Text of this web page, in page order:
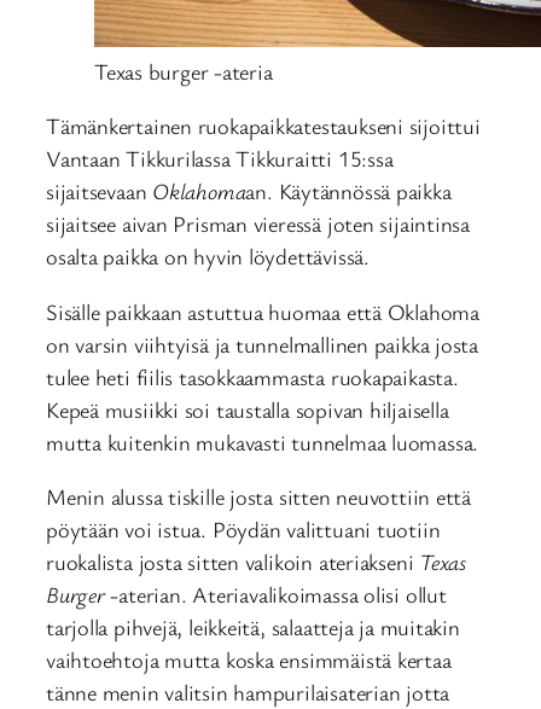
Texas burger -ateria
Tämänkertainen ruokapaikkatestaukseni sijoittui
Vantaan Tikkurilassa Tikkuraitti 15:ssa
sijaitsevaan Oklahomaan. Käytännössä paikka
sijaitsee aivan Prisman vieressä joten sijaintinsa
osalta paikka on hyvin löydettävissä.
Sisälle paikkaan astuttua huomaa että Oklahoma
on varsin viihtyisä ja tunnelmallinen paikka josta
tulee heti fiilis tasokkaammasta ruokapaikasta.
Kepeä musiikki soi taustalla sopivan hiljaisella
mutta kuitenkin mukavasti tunnelmaa luomassa.
Menin alussa tiskille josta sitten neuvottiin että
pöytään voi istua. Pöydän valittuani tuotiin
ruokalista josta sitten valikoin ateriakseni Texas
Burger-aterian. Ateriavalikoimassa olisi ollut
tarjolla pihvejä, leikkeitä, salaatteja ja muitakin
vaihtoehtoja mutta koska ensimmäistä kertaa
tänne menin valitsin hampurilaisaterian jotta